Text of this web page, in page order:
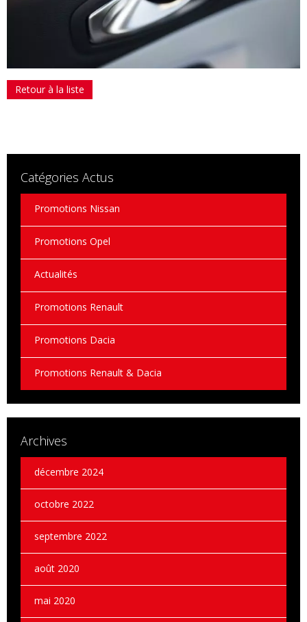
Retour à la liste
Catégories Actus
Promotions Nissan
Promotions Opel
Actualités
Promotions Renault
Promotions Dacia
Promotions Renault & Dacia
Archives
décembre 2024
octobre 2022
septembre 2022
août 2020
mai 2020